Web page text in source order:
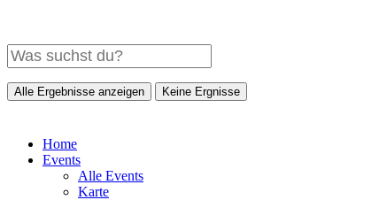
Alle Ergebnisse anzeigen Keine Ergnisse
Home
Events
Alle Events
Karte